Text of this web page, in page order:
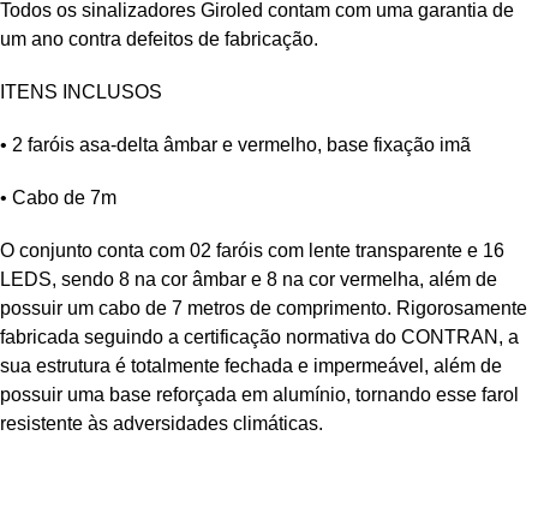
Todos os sinalizadores Giroled contam com uma garantia de
um ano contra defeitos de fabricação.
ITENS INCLUSOS
• 2 faróis asa-delta âmbar e vermelho, base fixação imã
• Cabo de 7m
O conjunto conta com 02 faróis com lente transparente e 16
LEDS, sendo 8 na cor âmbar e 8 na cor vermelha, além de
possuir um cabo de 7 metros de comprimento. Rigorosamente
fabricada seguindo a certificação normativa do CONTRAN, a
sua estrutura é totalmente fechada e impermeável, além de
possuir uma base reforçada em alumínio, tornando esse farol
resistente às adversidades climáticas.